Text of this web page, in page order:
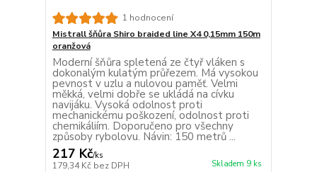
1 hodnocení
Mistrall šňůra Shiro braided line X4 0,15mm 150m
oranžová
Moderní šňůra spletená ze čtyř vláken s
dokonalým kulatým průřezem. Má vysokou
pevnost v uzlu a nulovou paměť. Velmi
měkká, velmi dobře se ukládá na cívku
navijáku. Vysoká odolnost proti
mechanickému poškození, odolnost proti
chemikáliím. Doporučeno pro všechny
způsoby rybolovu. Návin: 150 metrů ...
217 Kč/ks
179,34 Kč bez DPH Skladem 9 ks